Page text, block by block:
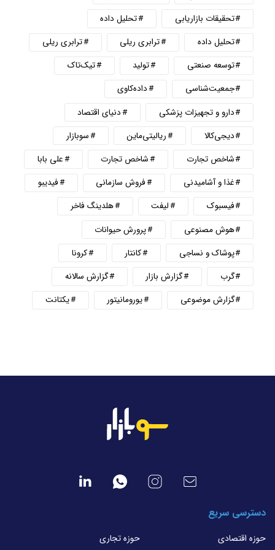
تحقیقات بازاریابی
تحلیل داده
تحلیل داده
ترابری ریلی
ترابری ریلی
توسعه صنعتی
تولید
تیک‌تاک
جمعیت‌شناسی
داده‌کاوی
دارو و تجهیزات پزشکی
دنیای اقتصاد
دیجی‌کالا
ریالیتی‌ماین
سوبازار
شاخص تجارت
شاخص تجارت
علی بابا
غذا و آشامیدنی
فروش سازمانی
فیدیبو
فیسبوک
لیفت
هلدینگ فاخر
هوش مصنوعی
پرورش حیوانات
پوشاک و نساجی
کانتار
کرونا
گرب
گزارش بازار
گزارش سالانه
گزارش موضوعی
یورومانیتور یکتانت
دسترسی سریع
حوزه اقتصادی حوزه تجاری